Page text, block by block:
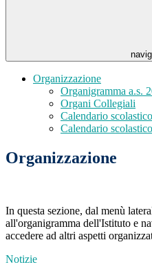
Organizzazione
Organigramma a.s.
Organi Collegiali
Calendario
Calendario
Organizzazione
In questa sezione, dal menù
all'organigramma dell'Istituto e
accedere ad altri aspetti
Notizie